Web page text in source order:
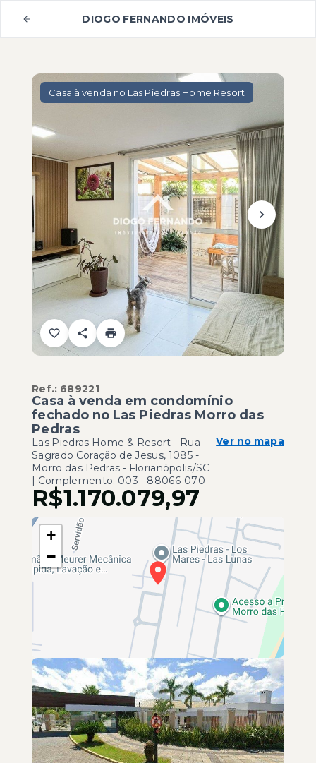
DIOGO FERNANDO IMÓVEIS
Casa à venda no Las Piedras Home Resort
Ref.: 689221
Casa à venda em condomínio
fechado no Las Piedras Morro das
Pedras
Las Piedras Home & Resort - Rua
Sagrado Coração de Jesus, 1085 -
Morro das Pedras - Florianópolis/SC
| Complemento: 003 - 88066-070
Ver no mapa
R$1.170.079,97
+
−
Leaflet